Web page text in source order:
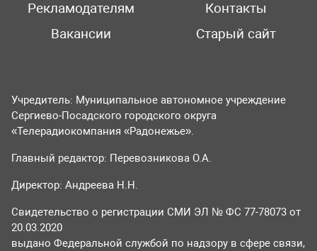
Рекламодателям
Контакты
Вакансии
Старый сайт
Учредитель: Муниципальное автономное учреждение
Сергиево-Посадского городского округа
«Телерадиокомпания «Радонежье».
Главный редактор: Перевозникова О.А.
Директор: Андреева Н.Н.
Свидетельство о регистрации СМИ ЭЛ № ФС 77-78073 от
20.03.2020
выдано Федеральной службой по надзору в сфере связи,